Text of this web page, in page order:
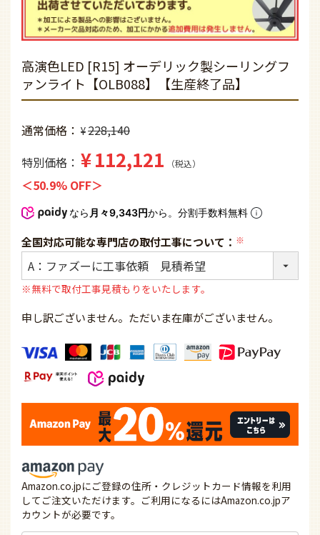
高演色LED [R15] オーデリック製シーリングフ
ァンライト【OLB088】【生産終了品】
通常価格 ¥228,140
特別価格
¥112,121 税込
50.9% OFF
なら 月々9,343円から。分割手数料無料
全国対応可能な専門店の取付工事について：
(必
※無料で取付工事見積もりをいたします。
申し訳ございません。ただいま在庫がございません。
Amazon.co.jpにご登録の住所・クレジットカード情報を利用
してご注文いただけます。ご利用になるにはAmazon.co.jpア
カウントが必要です。